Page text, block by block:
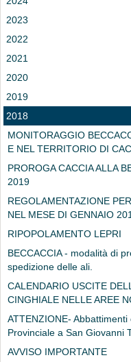
2023
2022
2021
2020
2019
2018
MONITORAGGIO
E NEL TERRITORIO DI
PROROGA CACCIA ALLA
2019
REGOLAMENTAZIONE
NEL MESE DI GENNAIO
RIPOPOLAMENTO LEPRI
BECCACCIA - modalità di
spedizione delle ali.
CALENDARIO USCITE
CINGHIALE NELLE AREE
ATTENZIONE-
Provinciale a San Giovanni
AVVISO IMPORTANTE